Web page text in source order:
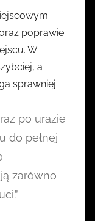
poprawie
W
a
sprawniej.
po urazie
do pełnej
zarówno